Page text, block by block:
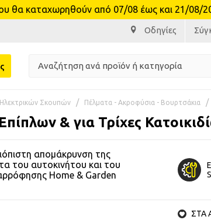
καταχωρηθούν από 07/08 έως και 21/08/
Οδηγίες
Ηλεκτρικών Σκουπών Πέλματα - Ακροφύσια - Βουρτσάκια
& για Τρίχες
απομάκρυνση της
του αυτοκινήτου και του
Home & Garden
ΣΤΑ